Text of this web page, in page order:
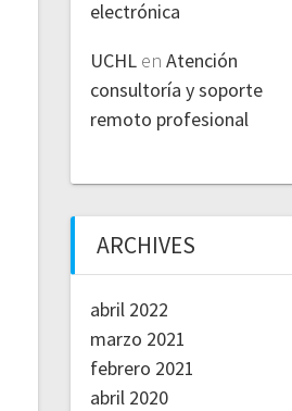
electrónica
UCHLen Atención
consultoría y soporte
remoto profesional
ARCHIVES
abril 2022
marzo 2021
febrero 2021
abril 2020